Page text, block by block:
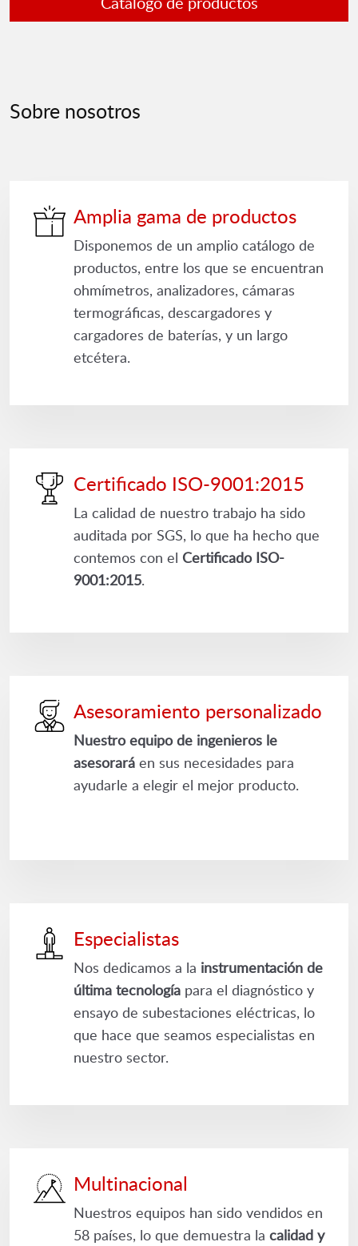
Sobre nosotros
Amplia gama de productos
Disponemos de un amplio catálogo de
productos, entre los que se encuentran
ohmímetros, analizadores, cámaras
termográficas, descargadores y
cargadores de baterías, y un largo
etcétera.
Certificado ISO-9001:2015
La calidad de nuestro trabajo ha sido
auditada por SGS, lo que ha hecho que
contemos con el Certificado ISO-
9001:2015.
Asesoramiento personalizado
Nuestro equipo de ingenieros le
asesorará en sus necesidades para
ayudarle a elegir el mejor producto.
Especialistas
Nos dedicamos a la instrumentación de
última tecnología para el diagnóstico y
ensayo de subestaciones eléctricas, lo
que hace que seamos especialistas en
nuestro sector.
Multinacional
Nuestros equipos han sido vendidos en
58 países, lo que demuestra la calidad y